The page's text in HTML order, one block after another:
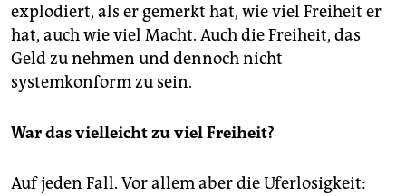
explodiert, als er gemerkt hat, wie viel Freiheit er
hat, auch wie viel Macht. Auch die Freiheit, das
Geld zu nehmen und dennoch nicht
systemkonform zu sein.
War das vielleicht zu viel Freiheit?
Auf jeden Fall. Vor allem aber die Uferlosigkeit: